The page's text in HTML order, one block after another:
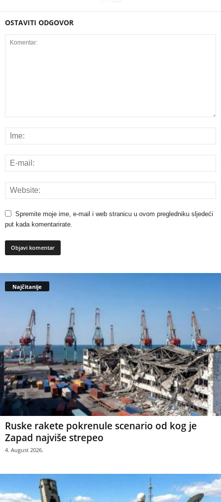
OSTAVITI ODGOVOR
Spremite moje ime, e-mail i web stranicu u ovom pregledniku sljedeći
put kada komentarirate.
Najčitanije
Ruske rakete pokrenule scenario od kog je
Zapad najviše strepeo
4. August 2026.